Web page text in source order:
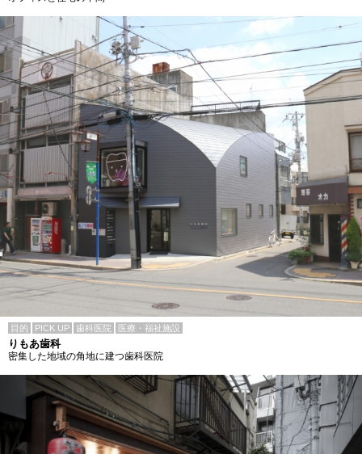
目的 PICK UP 歯科医院 医療・福祉施設
りもあ歯科
密集した地域の角地に建つ歯科医院